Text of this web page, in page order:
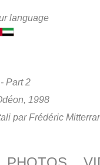
language
Part 2
1998
par Frédéric